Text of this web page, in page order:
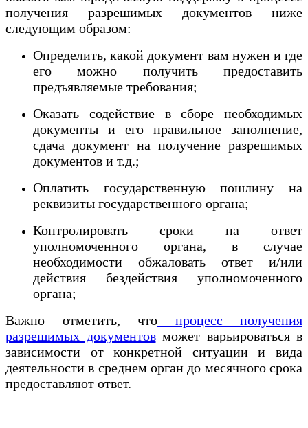
получения разрешимых документов ниже
следующим образом:
Определить, какой документ вам нужен и где
его можно получить предоставить
предъявляемые требования;
Оказать содействие в сборе необходимых
документы и его правильное заполнение,
сдача документ на получение разрешимых
документов и т.д.;
Оплатить государственную пошлину на
реквизиты государственного органа;
Контролировать сроки на ответ
уполномоченного органа, в случае
необходимости обжаловать ответ и/или
действия бездействия уполномоченного
органа;
Важно отметить, что процесс получения
разрешимых документовможет варьироваться в
зависимости от конкретной ситуации и вида
деятельности в среднем орган до месячного срока
предоставляют ответ.